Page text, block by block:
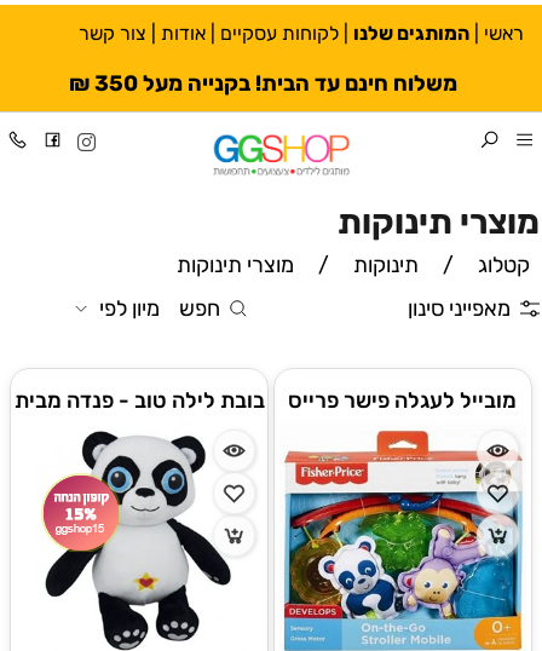
ראשי המותגים שלנו לקוחות עסקיים אודות צור קשר
משלוח חינם עד הבית! בקנייה מעל 350 ₪
מוצרי תינוקות
קטלוג / תינוקות /
מוצרי תינוקות
מאפייני סינון
חפש מיון לפי
מובייל לעגלה פישר פרייס
fisher price
בובת לילה טוב - פנדה מבית
בוקי צרפת